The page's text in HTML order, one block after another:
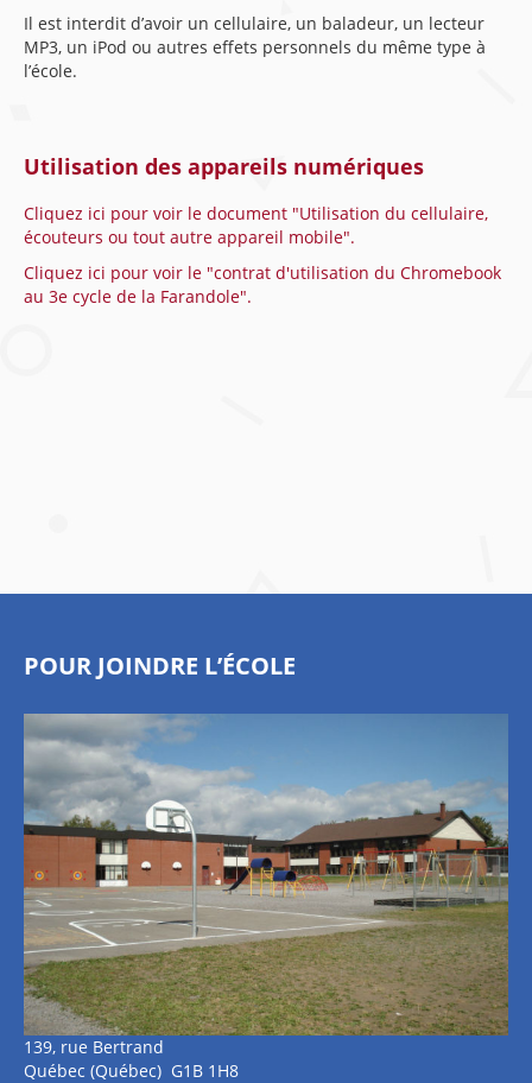
Il est interdit d’avoir un cellulaire, un baladeur, un lecteur
MP3, un iPod ou autres effets personnels du même type à
l’école.
Utilisation des appareils numériques
Cliquez ici pour voir le document "Utilisation du cellulaire,
écouteurs ou tout autre appareil mobile".
Cliquez ici pour voir le "contrat d'utilisation du Chromebook
au 3e cycle de la Farandole".
POUR JOINDRE L’ÉCOLE
139, rue Bertrand
Québec (Québec) G1B 1H8